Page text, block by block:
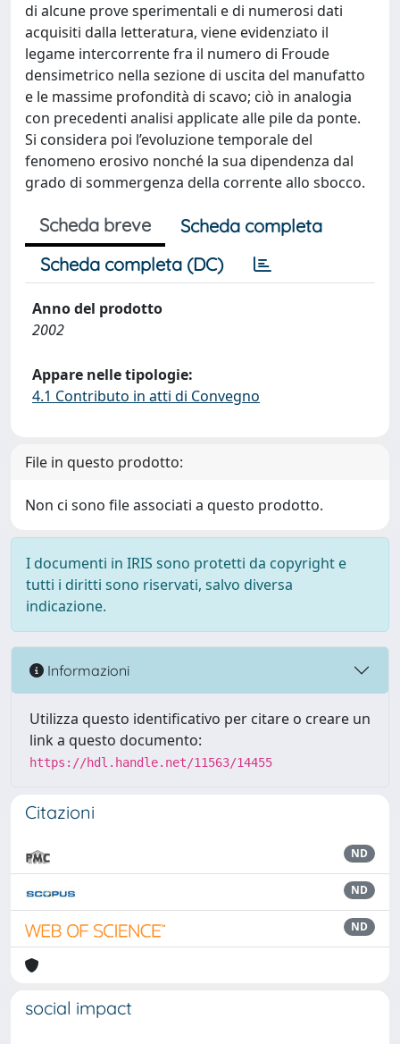
di alcune prove sperimentali e di numerosi dati
acquisiti dalla letteratura, viene evidenziato il
legame intercorrente fra il numero di Froude
densimetrico nella sezione di uscita del manufatto
e le massime profondità di scavo; ciò in analogia
con precedenti analisi applicate alle pile da ponte.
Si considera poi l’evoluzione temporale del
fenomeno erosivo nonché la sua dipendenza dal
grado di sommergenza della corrente allo sbocco.
Scheda breve
Scheda completa
Scheda completa (DC)
Anno del prodotto
2002
Appare nelle tipologie:
4.1 Contributo in atti di Convegno
File in questo prodotto:
Non ci sono file associati a questo prodotto.
I documenti in IRIS sono protetti da copyright e
tutti i diritti sono riservati, salvo diversa
indicazione.
Informazioni
Utilizza questo identificativo per citare o creare un
link a questo documento:
https://hdl.handle.net/11563/14455
Citazioni
ND
ND
ND
social impact